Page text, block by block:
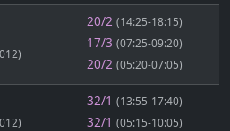
20/2 (14:25-18:15)
17/3 (07:25-09:20)
20/2 (05:20-07:05)
32/1 (13:55-17:40)
32/1 (05:15-10:05)